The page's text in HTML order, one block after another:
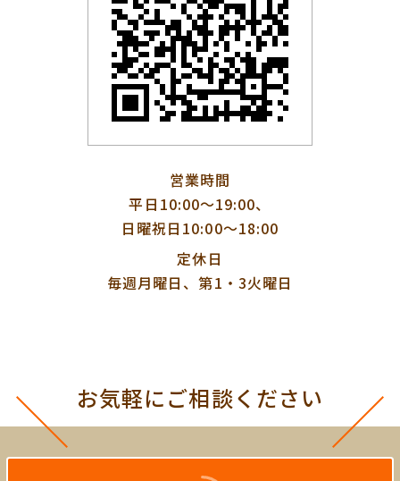
営業時間
平日10:00〜19:00、
日曜祝日10:00〜18:00
定休日
毎週月曜日、第1・3火曜日
お気軽にご相談ください